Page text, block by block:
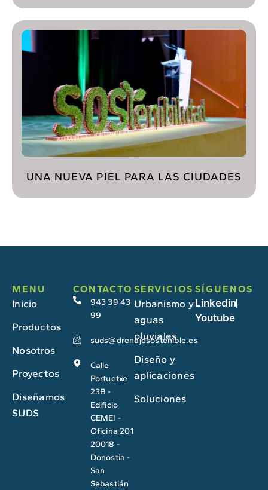
UNA NUEVA PIEL PARA LAS CIUDADES
MENU
Inicio
Productos
Nosotros
Proyectos
Diseñamos
SUDS
CONTACTO
943 39 43
99
suds@drenajesostenible.es
Calle
Portuetxe
23B -
Edificio
CEMEI -
Oficina 201
20018 -
Donostia -
San
Sebastián
SERVICIOS
Urbanismo y
aguas
pluviales
Diseño y
aplicaciones
Soluciones
SÍGUENOS
Linkedin
Youtube